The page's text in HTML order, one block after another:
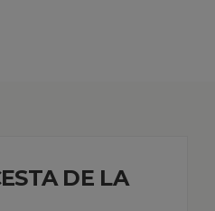
DE LA